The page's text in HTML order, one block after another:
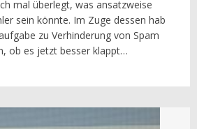
mal überlegt, was ansatzweise
sein könnte. Im Zuge dessen hab
zu Verhinderung von Spam
ob es jetzt besser klappt…